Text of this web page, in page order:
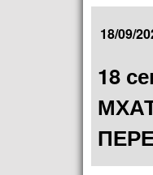
18/09/
18